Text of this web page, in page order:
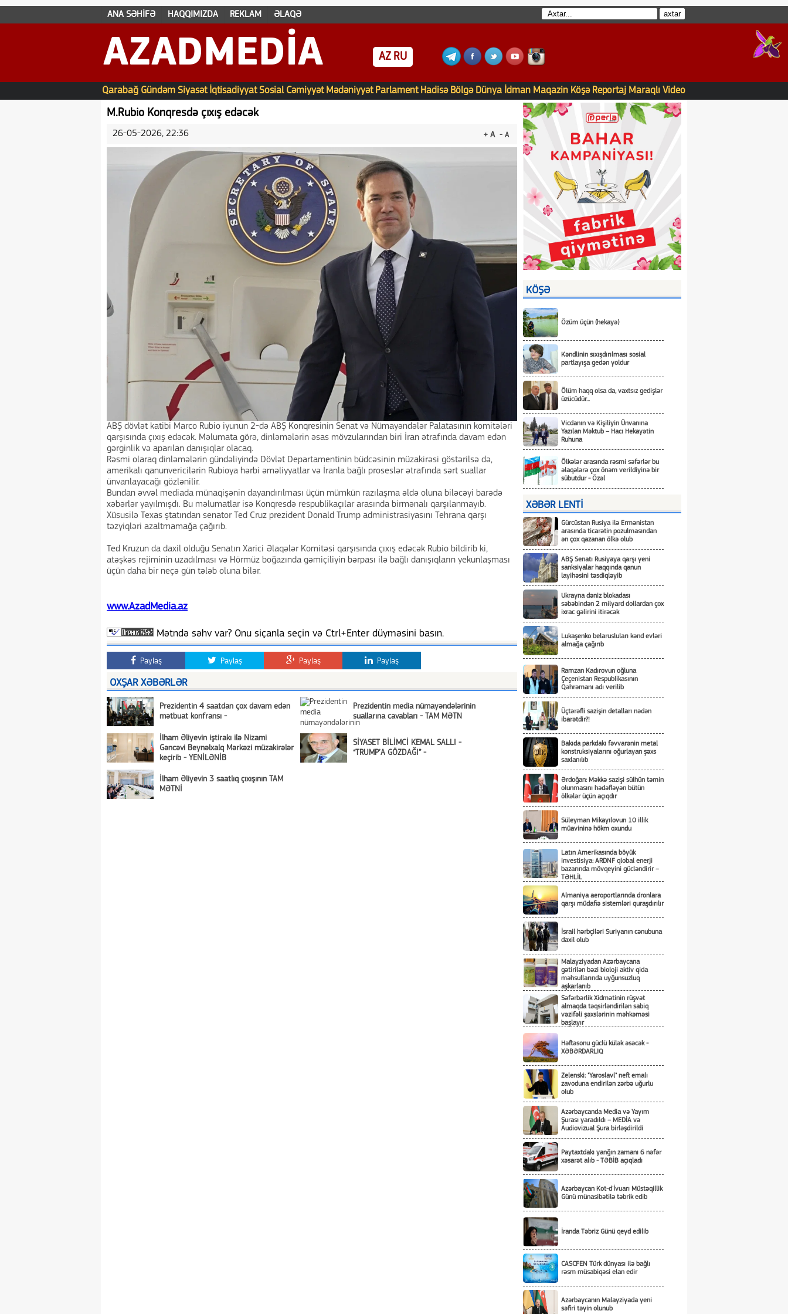
ANA SƏHİFƏ HAQQIMIZDA REKLAM ƏLAQƏ
AZADMEDIA AZ RU
Qarabağ Gündəm Siyasət İqtisadiyyat Sosial Cəmiyyət Mədəniyyət Parlament Hadisə Bölgə Dünya İdman Maqazin Köşə Reportaj Maraqlı Video
M.Rubio Konqresdə çıxış edəcək
+ A - A
26-05-2026, 22:36
ABŞ dövlət katibi Marco Rubio iyunun 2-də ABŞ Konqresinin Senat və Nümayəndələr Palatasının komitələri
qarşısında çıxış edəcək. Məlumata görə, dinləmələrin əsas mövzularından biri İran ətrafında davam edən
gərginlik və aparılan danışıqlar olacaq.
Rəsmi olaraq dinləmələrin gündəliyində Dövlət Departamentinin büdcəsinin müzakirəsi göstərilsə də,
amerikalı qanunvericilərin Rubioya hərbi əməliyyatlar və İranla bağlı proseslər ətrafında sərt suallar
ünvanlayacağı gözlənilir.
Bundan əvvəl mediada münaqişənin dayandırılması üçün mümkün razılaşma əldə oluna biləcəyi barədə
xəbərlər yayılmışdı. Bu məlumatlar isə Konqresdə respublikaçılar arasında birmənalı qarşılanmayıb.
Xüsusilə Texas ştatından senator Ted Cruz prezident Donald Trump administrasiyasını Tehrana qarşı
təzyiqləri azaltmamağa çağırıb.
Ted Kruzun da daxil olduğu Senatın Xarici Əlaqələr Komitəsi qarşısında çıxış edəcək Rubio bildirib ki,
atəşkəs rejiminin uzadılması və Hörmüz boğazında gəmiçiliyin bərpası ilə bağlı danışıqların yekunlaşması
üçün daha bir neçə gün tələb oluna bilər.
www.AzadMedia.az
Mətndə səhv var? Onu siçanla seçin və Ctrl+Enter düyməsini basın.
Paylaş Paylaş Paylaş Paylaş
OXŞAR XƏBƏRLƏR
Prezidentin 4 saatdan çox davam edən
mətbuat konfransı -
Prezidentin media nümayəndələrinin
suallarına cavabları - TAM MƏTN
İlham Əliyevin iştirakı ilə Nizami
Gəncəvi Beynəlxalq Mərkəzi müzakirələr
keçirib - YENİLƏNİB
SİYASET BİLİMCİ KEMAL SALLI -
“TRUMP’A GÖZDAĞI” -
İlham Əliyevin 3 saatlıq çıxışının TAM
MƏTNİ
KÖŞƏ
Özüm üçün (hekayə)
Kəndlinin sıxışdırılması sosial
partlayışa gedən yoldur
Ölüm haqq olsa da, vaxtsız gedişlər
üzücüdür...
Vicdanın və Kişiliyin Ünvanına
Yazılan Məktub – Hacı Hekayətin
Ruhuna
Ölkələr arasında rəsmi səfərlər bu
əlaqələrə çox önəm verildiyinə bir
sübutdur - Özəl
XƏBƏR LENTİ
Gürcüstan Rusiya ilə Ermənistan
arasında ticarətin pozulmasından
ən çox qazanan ölkə olub
ABŞ Senatı Rusiyaya qarşı yeni
sanksiyalar haqqında qanun
layihəsini təsdiqləyib
Ukrayna dəniz blokadası
səbəbindən 2 milyard dollardan çox
ixrac gəlirini itirəcək
Lukaşenko belarusluları kənd evləri
almağa çağırıb
Ramzan Kadırovun oğluna
Çeçenistan Respublikasının
Qəhrəmanı adı verilib
Üçtərəfli sazişin detalları nədən
ibarətdir?!
Bakıda parkdakı fəvvarənin metal
konstruksiyalarını oğurlayan şəxs
saxlanılıb
Ərdoğan: Məkkə sazişi sülhün təmin
olunmasını hədəfləyən bütün
ölkələr üçün açıqdır
Süleyman Mikayılovun 10 illik
müavininə hökm oxundu
Latın Amerikasında böyük
investisiya: ARDNF qlobal enerji
bazarında mövqeyini gücləndirir –
TƏHLİL
Almaniya aeroportlarında dronlara
qarşı müdafiə sistemləri quraşdırılır
İsrail hərbçiləri Suriyanın cənubuna
daxil olub
Malayziyadan Azərbaycana
gətirilən bəzi bioloji aktiv qida
məhsullarında uyğunsuzluq
aşkarlanıb
Səfərbərlik Xidmətinin rüşvət
almaqda təqsirləndirilən sabiq
vəzifəli şəxslərinin məhkəməsi
başlayır
Həftəsonu güclü külək əsəcək -
XƏBƏRDARLIQ
Zelenski: "Yaroslavl" neft emalı
zavoduna endirilən zərbə uğurlu
olub
Azərbaycanda Media və Yayım
Şurası yaradıldı – MEDİA və
Audiovizual Şura birləşdirildi
Paytaxtdakı yanğın zamanı 6 nəfər
xəsarət alıb - TƏBİB açıqladı
Azərbaycan Kot-d'İvuarı Müstəqillik
Günü münasibətilə təbrik edib
İranda Təbriz Günü qeyd edilib
CASCFEN Türk dünyası ilə bağlı
rəsm müsabiqəsi elan edir
Azərbaycanın Malayziyada yeni
səfiri təyin olunub